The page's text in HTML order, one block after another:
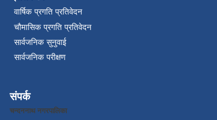
वार्षिक प्रगति प्रतिवेदन
चौमासिक प्रगति प्रतिवेदन
सार्वजनिक सुनुवाई
सार्वजनिक परीक्षण
संपर्क
चन्दननाथ नगरपालिका